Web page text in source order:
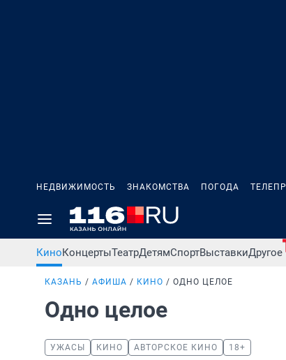
НЕДВИЖИМОСТЬ ЗНАКОМСТВА ПОГОДА
КиноКонцертыТеатрДетямСпортВыставкиДругое
КАЗАНЬ АФИША КИНО ОДНО ЦЕЛОЕ
Одно целое
УЖАСЫ КИНО АВТОРСКОЕ КИНО 18+